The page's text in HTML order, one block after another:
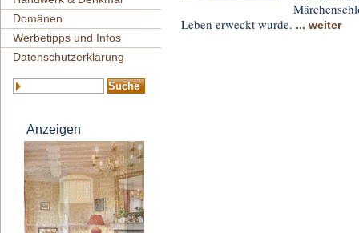
Domänen
Werbetipps und Infos
Datenschutzerklärung
Anzeigen
Leben erweckt wurde. ... weiter